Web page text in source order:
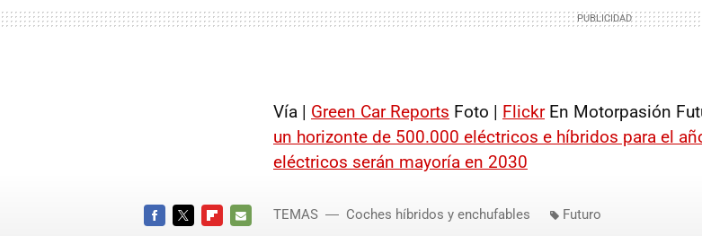
Vía | Green Car Reports Foto | FlickrEn Motorpasión
un horizonte de 500.000 eléctricos e híbridos para el
eléctricos serán mayoría en 2030
TEMAS Coches híbridos y enchufables Futuro